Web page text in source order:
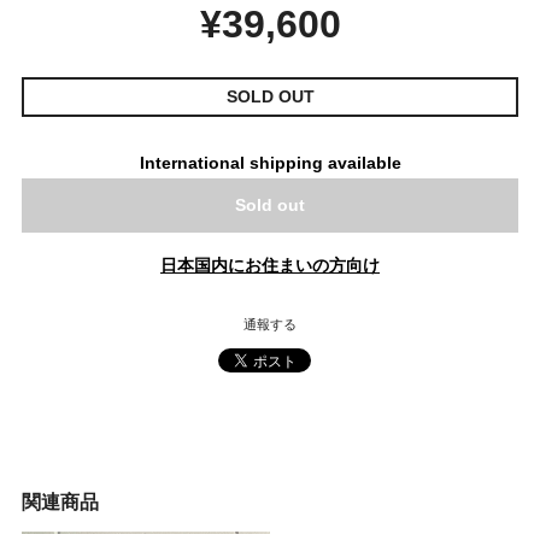
¥39,600
SOLD OUT
International shipping available
Sold out
日本国内にお住まいの方向け
通報する
関連商品